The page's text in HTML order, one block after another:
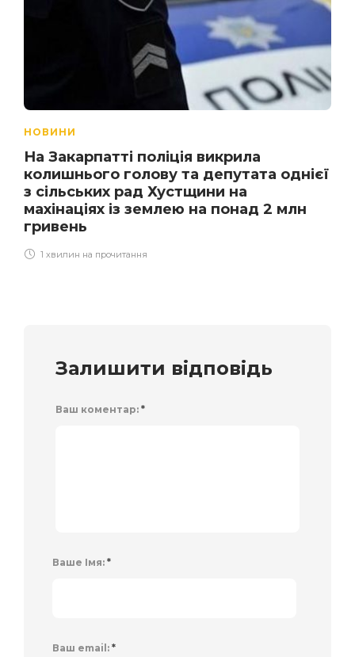
НОВИНИ
На Закарпатті поліція викрила
колишнього голову та депутата однієї
з сільських рад Хустщини на
махінаціях із землею на понад 2 млн
гривень
1 хвилин на прочитання
Залишити відповідь
Ваш коментар: *
Ваше Імя: *
Ваш email: *